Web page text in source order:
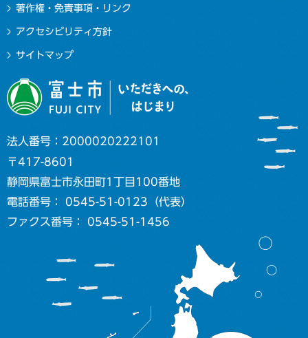
著作権・免責事項・リンク
アクセシビリティ方針
サイトマップ
法人番号：2000020222101
〒417-8601
静岡県富士市永田町1丁目100番地
電話番号： 0545-51-0123（代表）
ファクス番号： 0545-51-1456